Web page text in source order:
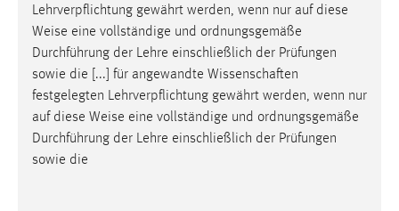
Lehrverpflichtung gewährt werden, wenn nur auf diese
Weise eine vollständige und ordnungsgemäße
Durchführung der Lehre einschließlich der Prüfungen
sowie die [...] für angewandte Wissenschaften
festgelegten Lehrverpflichtung gewährt werden, wenn nur
auf diese Weise eine vollständige und ordnungsgemäße
Durchführung der Lehre einschließlich der Prüfungen
sowie die